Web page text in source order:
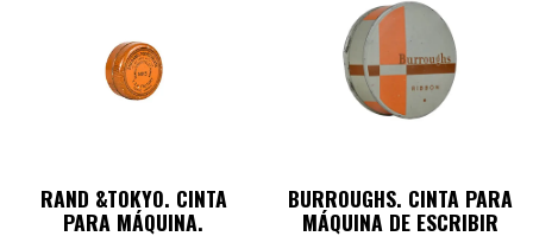
RAND &TOKYO. CINTA
PARA MÁQUINA.
BURROUGHS. CINTA PARA
MÁQUINA DE ESCRIBIR